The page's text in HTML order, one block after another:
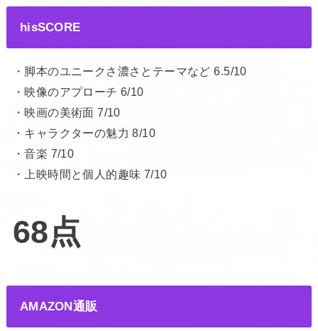
hisSCORE
・脚本のユニークさ濃さとテーマなど 6.5/10
・映像のアプローチ 6/10
・映画の美術面 7/10
・キャラクターの魅力 8/10
・音楽 7/10
・上映時間と個人的趣味 7/10
68点
AMAZON通販